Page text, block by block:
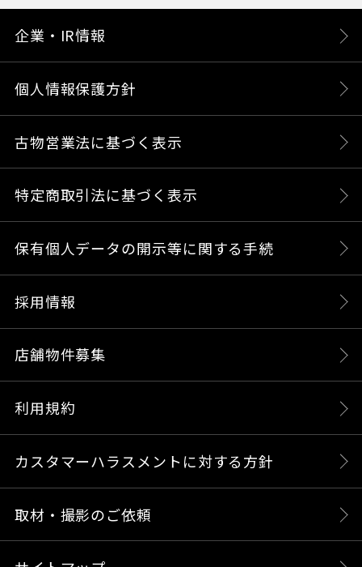
企業・IR情報
個人情報保護方針
古物営業法に基づく表示
特定商取引法に基づく表示
保有個人データの開示等に関する手続
採用情報
店舗物件募集
利用規約
カスタマーハラスメントに対する方針
取材・撮影のご依頼